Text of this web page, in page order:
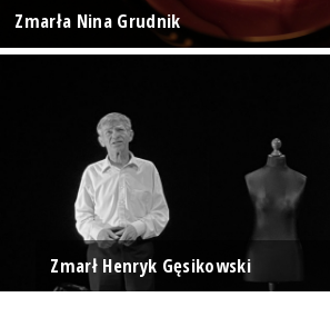
Zmarła Nina Grudnik
Zmarł Henryk Gęsikowski